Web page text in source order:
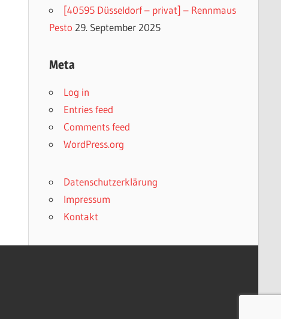
[40595 Düsseldorf – privat] – Rennmaus
Pesto 29. September 2025
Meta
Log in
Entries feed
Comments feed
WordPress.org
Datenschutzerklärung
Impressum
Kontakt